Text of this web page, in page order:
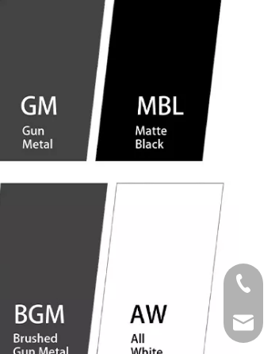
Tel
Email